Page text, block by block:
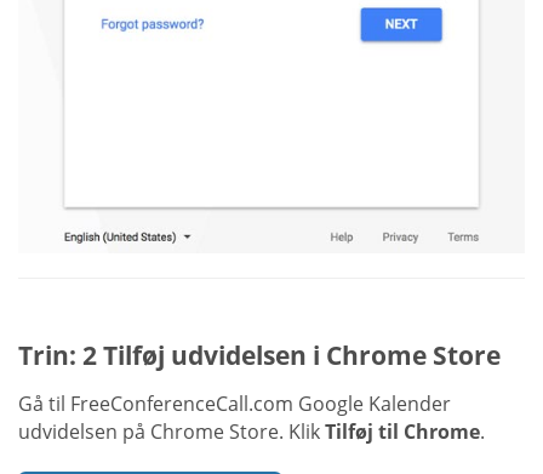
Trin: 2 Tilføj udvidelsen i Chrome Store
Gå til FreeConferenceCall.com Google Kalender
udvidelsen på Chrome Store. KlikTilføj til Chrome.